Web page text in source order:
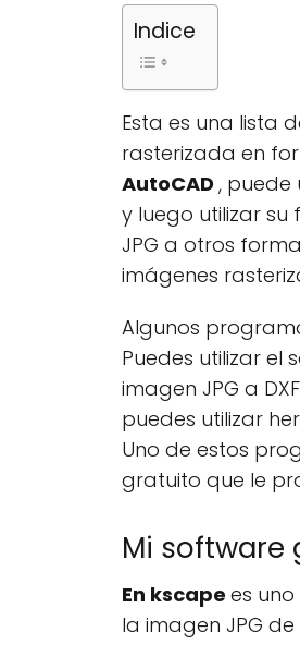
Indice
Esta es una lista
rasterizada en
AutoCAD , puede
y luego utilizar
JPG a otros
imágenes
Algunos
Puedes utilizar el
imagen JPG a
puedes utilizar
Uno de estos
gratuito que le
Mi software
En kscape es
la imagen JPG